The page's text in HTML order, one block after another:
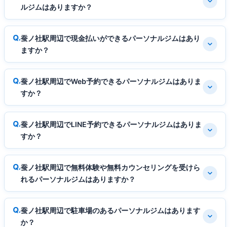
ルジムはありますか？
蚕ノ社駅周辺で現金払いができるパーソナルジムはあり
ますか？
蚕ノ社駅周辺でWeb予約できるパーソナルジムはありま
すか？
蚕ノ社駅周辺でLINE予約できるパーソナルジムはありま
すか？
蚕ノ社駅周辺で無料体験や無料カウンセリングを受けら
れるパーソナルジムはありますか？
蚕ノ社駅周辺で駐車場のあるパーソナルジムはあります
か？